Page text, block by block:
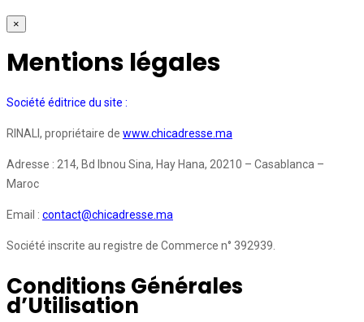
×
Mentions légales
Société éditrice du site :
RINALI, propriétaire de www.chicadresse.ma
Adresse : 214, Bd Ibnou Sina, Hay Hana, 20210 – Casablanca –
Maroc
Email : contact@chicadresse.ma
Société inscrite au registre de Commerce n° 392939.
Conditions Générales
d’Utilisation